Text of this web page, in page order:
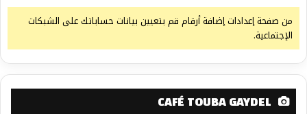
من صفحة إعدادات إضافة أرقام قم بتعيين بيانات حساباتك على الشبكات
الإجتماعية.
CAFÉ TOUBA GAYDEL